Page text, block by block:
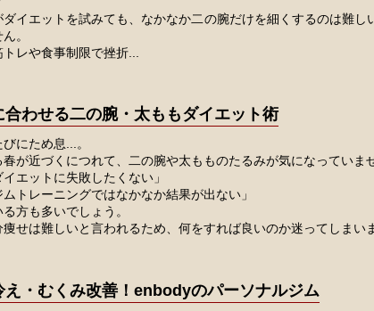
ダイエットを試みても、なかなか二の腕だけを細くするのは難し
。
レや食事制限で挫折...
合わせる二の腕・太ももダイエット術
にため息...。
が近づくにつれて、二の腕や太もものたるみが気になっていま
イエットに失敗したくない」
ムトレーニングではなかなか結果が出ない」
方も多いでしょう。
せは難しいと言われるため、何をすれば良いのか迷ってしまい
え・むくみ改善！enbodyのパーソナルジム